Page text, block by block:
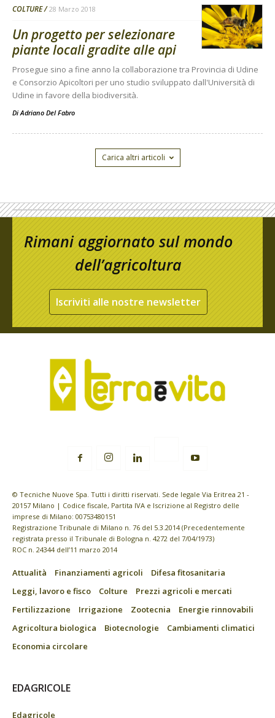
COLTURE 28 Marzo 2018
Un progetto per selezionare
piante locali gradite alle api
Prosegue sino a fine anno la collaborazione tra Provincia di Udine
e Consorzio Apicoltori per uno studio sviluppato dall'Università di
Udine in favore della biodiversità.
DiAdriano Del Fabro
Carica altri articoli
Rimani aggiornato sul mondo
dell’agricoltura
Iscriviti alle nostre newsletter
© Tecniche Nuove Spa. Tutti i diritti riservati. Sede legale Via Eritrea 21 -
20157 Milano | Codice fiscale, Partita IVA e Iscrizione al Registro delle
imprese di Milano: 00753480151
Registrazione Tribunale di Milano n. 76 del 5.3.2014 (Precedentemente
registrata presso il Tribunale di Bologna n. 4272 del 7/04/1973)
ROC n. 24344 dell’11 marzo 2014
Attualità Finanziamenti agricoli
Difesa fitosanitaria
Leggi, lavoro e fisco
Colture
Prezzi agricoli e mercati
Fertilizzazione
Irrigazione Zootecnia
Energie rinnovabili
Agricoltura biologica
Biotecnologie
Cambiamenti climatici
Economia circolare
EDAGRICOLE
Edagricole